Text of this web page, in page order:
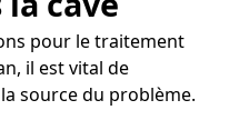
pour le traitement
il est vital de
source du problème.